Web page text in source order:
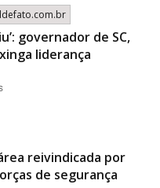
governador de SC,
liderança
reivindicada por
de segurança